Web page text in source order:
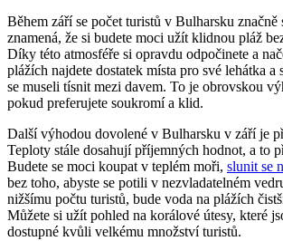
Během září se počet turistů v Bulharsku značně
znamená, že si budete moci užít klidnou pláž
Díky této atmosféře si opravdu odpočinete a
plážích najdete dostatek místa pro své lehátka a
se museli tísnit mezi davem. To je obrovskou
pokud preferujete soukromí a klid.
Další výhodou dovolené v Bulharsku v září je
Teploty stále dosahují příjemných hodnot, a to
Budete se moci koupat v teplém moři, slunit se
bez toho, abyste se potili v nezvladatelném
nižšímu počtu turistů, bude voda na plážích
Můžete si užít pohled na korálové útesy, které
dostupné kvůli velkému množství turistů.